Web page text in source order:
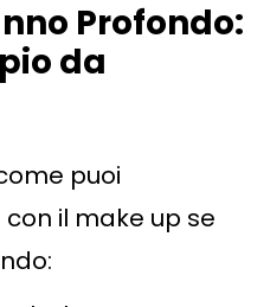
Profondo:
da
puoi
il make up se